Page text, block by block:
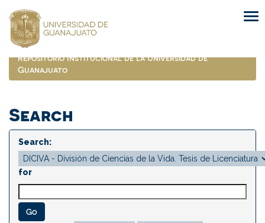
navigation
Repositorio Institucional de la Universidad de
Guanajuato
Search
Search:
for